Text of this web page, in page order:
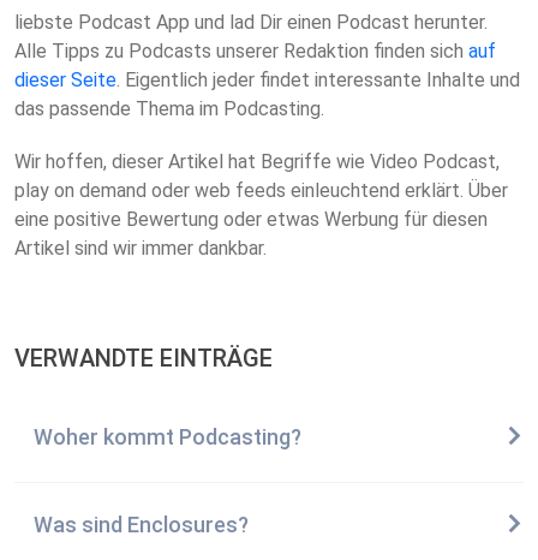
liebste Podcast App und lad Dir einen Podcast herunter.
Alle Tipps zu Podcasts unserer Redaktion finden sich auf
dieser Seite. Eigentlich jeder findet interessante Inhalte und
das passende Thema im Podcasting.
Wir hoffen, dieser Artikel hat Begriffe wie Video Podcast,
play on demand oder web feeds einleuchtend erklärt. Über
eine positive Bewertung oder etwas Werbung für diesen
Artikel sind wir immer dankbar.
VERWANDTE EINTRÄGE
Woher kommt Podcasting?
Was sind Enclosures?